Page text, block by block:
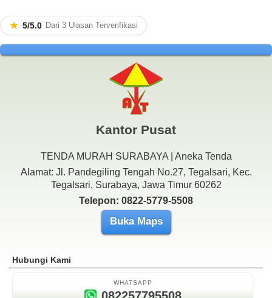
★ 5/5.0 Dari 3 Ulasan Terverifikasi
Kantor Pusat
TENDA MURAH SURABAYA | Aneka Tenda
Alamat: Jl. Pandegiling Tengah No.27, Tegalsari, Kec.
Tegalsari, Surabaya, Jawa Timur 60262
Telepon: 0822-5779-5508
Buka Maps
Hubungi Kami
WHATSAPP